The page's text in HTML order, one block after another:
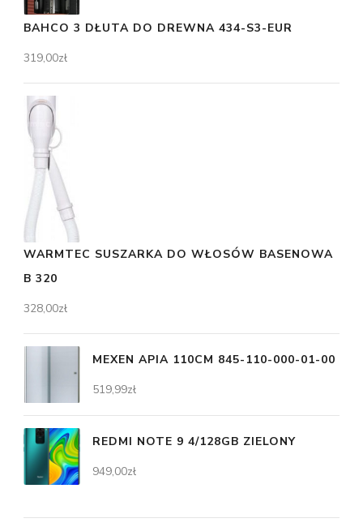
BAHCO 3 DŁUTA DO DREWNA 434-S3-EUR
319,00zł
WARMTEC SUSZARKA DO WŁOSÓW BASENOWA
B 320
328,00zł
MEXEN APIA 110CM 845-110-000-01-00
519,99zł
REDMI NOTE 9 4/128GB ZIELONY
949,00zł